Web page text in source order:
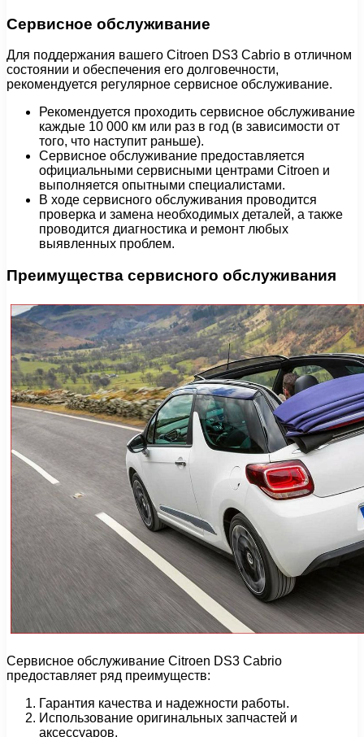
Сервисное обслуживание
Для поддержания вашего Citroen DS3 Cabrio в отличном
состоянии и обеспечения его долговечности,
рекомендуется регулярное сервисное обслуживание.
Рекомендуется проходить сервисное обслуживание
каждые 10 000 км или раз в год (в зависимости от
того, что наступит раньше).
Сервисное обслуживание предоставляется
официальными сервисными центрами Citroen и
выполняется опытными специалистами.
В ходе сервисного обслуживания проводится
проверка и замена необходимых деталей, а также
проводится диагностика и ремонт любых
выявленных проблем.
Преимущества сервисного обслуживания
Сервисное обслуживание Citroen DS3 Cabrio
предоставляет ряд преимуществ:
Гарантия качества и надежности работы.
Использование оригинальных запчастей и
аксессуаров.